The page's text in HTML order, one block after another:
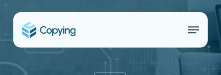
content
Menu